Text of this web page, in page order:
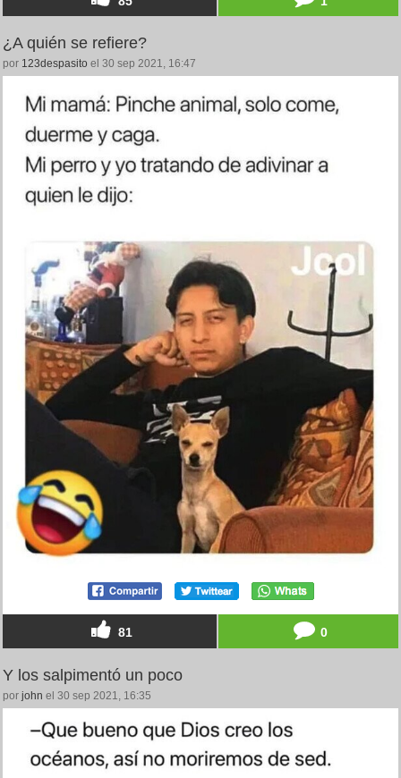
¿A quién se refiere?
por 123despasito el 30 sep 2021, 16:47
81 0
Y los salpimentó un poco
por john el 30 sep 2021, 16:35